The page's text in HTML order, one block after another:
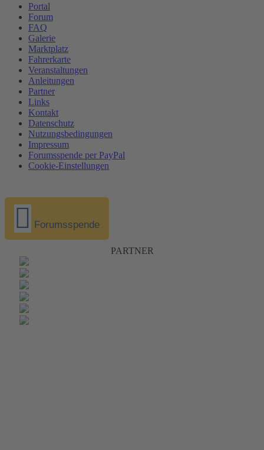
Portal
Forum
FAQ
Galerie
Marktplatz
Fahrerkarte
Veranstaltungen
Anleitungen
Partner
Links
Kontakt
Datenschutz
Nutzungsbedingungen
Impressum
Forumsspende per PayPal
Cookie-Einstellungen
Forumsspende
PARTNER